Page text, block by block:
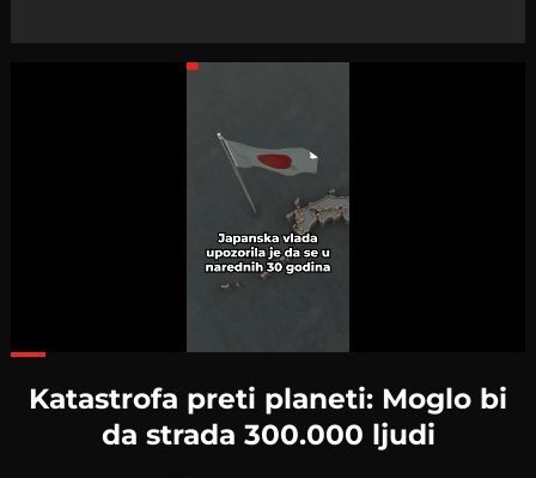
Katastrofa preti planeti: Moglo bi
da strada 300.000 ljudi